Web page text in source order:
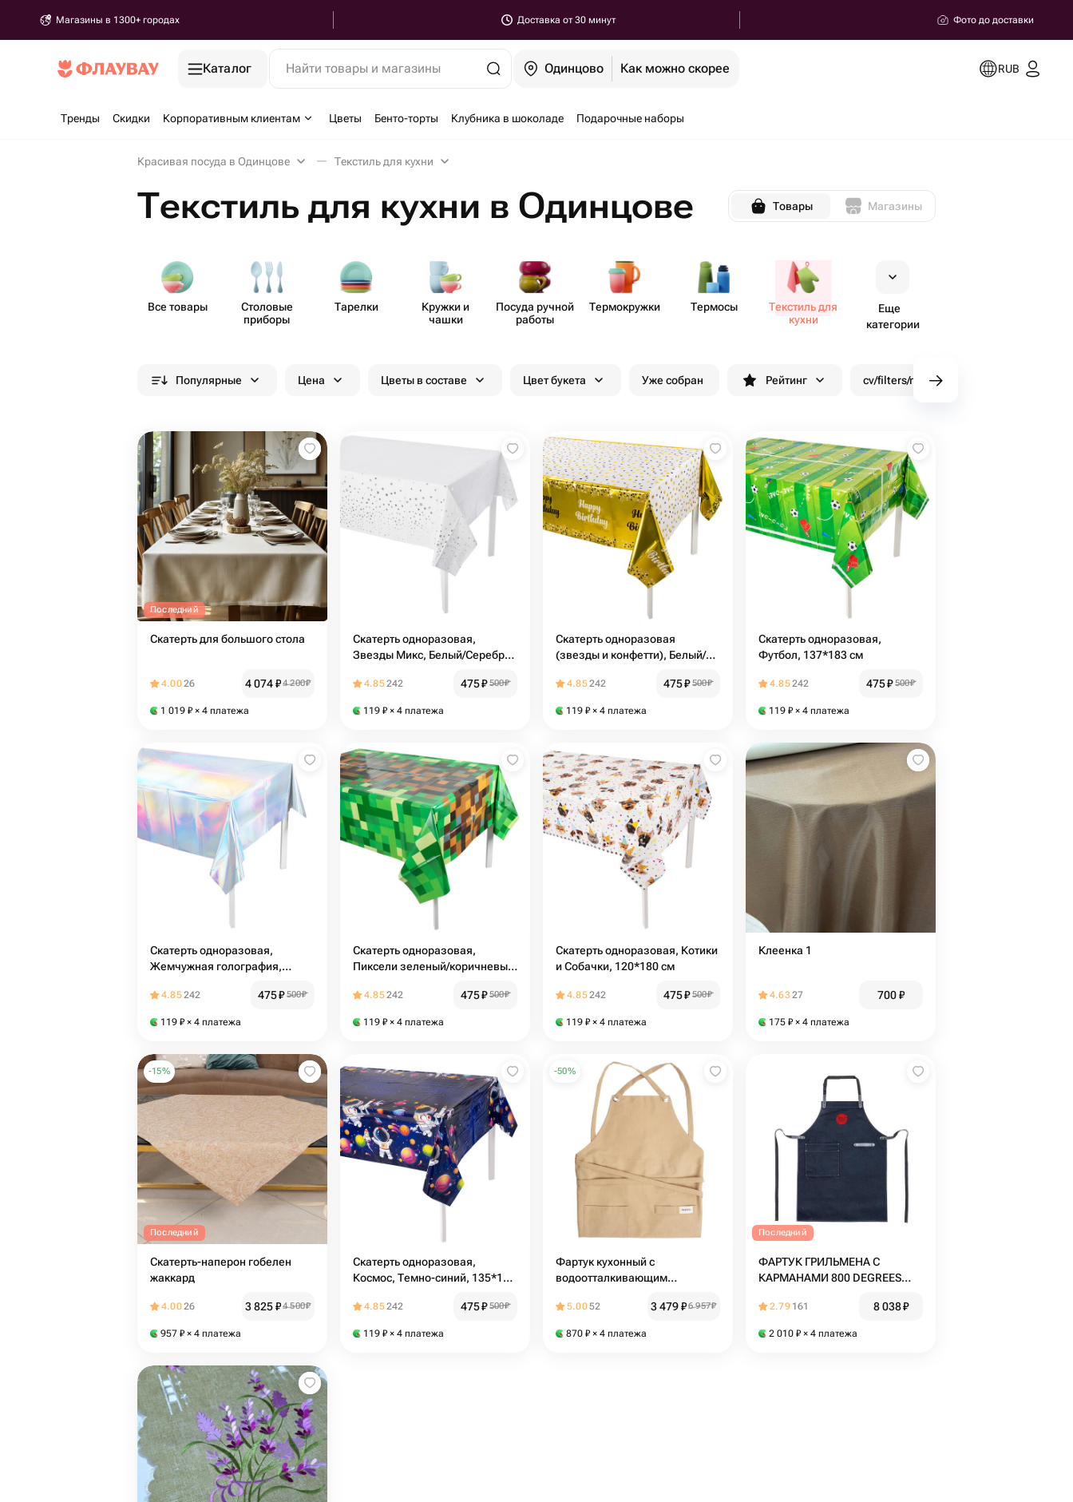
Магазины в 1300+ городах Доставка от 30 минут Фото до доставки
Каталог Найти товары и магазины Одинцово Как можно скорее RUB
Тренды Скидки Корпоративным клиентам Цветы Бенто-торты Клубника в шоколаде Подарочные наборы
Красивая посуда в Одинцове Текстиль для кухни
Текстиль для кухни в Одинцове Товары Магазины
Все товары
Столовые
приборы
Тарелки
Кружки и
чашки
Посуда ручной
работы
Термо​кружки Термосы
Текстиль для
кухни
Еще
категории
Популярные Цена Цветы в составе Цвет букета Уже собран Рейтинг cv/filters/name_fast_delivery
Последний
Скатерть для большого стола
4.0026 4 074₽4 200₽
1 019 ₽ × 4 платежа
Скатерть одноразовая,
Звезды Микс, Белый/Серебро,
4.85242 475₽ 500₽
119 ₽ × 4 платежа
Скатерть одноразовая
(звезды и конфетти), Белый/
4.85242 475₽ 500₽
119 ₽ × 4 платежа
Скатерть одноразовая,
Футбол, 137*183 см
4.85242 475₽ 500₽
119 ₽ × 4 платежа
Скатерть одноразовая,
Жемчужная голография,
4.85242 475₽ 500₽
119 ₽ × 4 платежа
Скатерть одноразовая,
Пиксели зеленый/коричневый,
4.85242 475₽ 500₽
119 ₽ × 4 платежа
Скатерть одноразовая, Котики
и Собачки, 120*180 см
4.85242 475₽ 500₽
119 ₽ × 4 платежа
Клеенка 1
4.6327 700₽
175 ₽ × 4 платежа
-15%
Последний
Скатерть-наперон гобелен
жаккард
4.0026 3 825₽4 500₽
957 ₽ × 4 платежа
Скатерть одноразовая,
Космос, Темно-синий, 135*183
4.85242 475₽ 500₽
119 ₽ × 4 платежа
-50%
Фартук кухонный с
водоотталкивающим
5.0052 3 479₽6 957₽
870 ₽ × 4 платежа
Последний
ФАРТУК ГРИЛЬМЕНА С
КАРМАНАМИ 800 DEGREES
2.79 161 8 038₽
2 010 ₽ × 4 платежа